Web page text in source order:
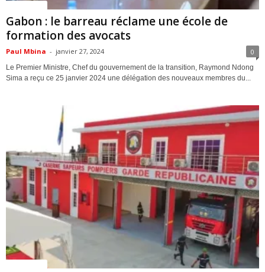
Gabon : le barreau réclame une école de
formation des avocats
Paul Mbina - janvier 27, 2024 0
Le Premier Ministre, Chef du gouvernement de la transition, Raymond Ndong
Sima a reçu ce 25 janvier 2024 une délégation des nouveaux membres du...